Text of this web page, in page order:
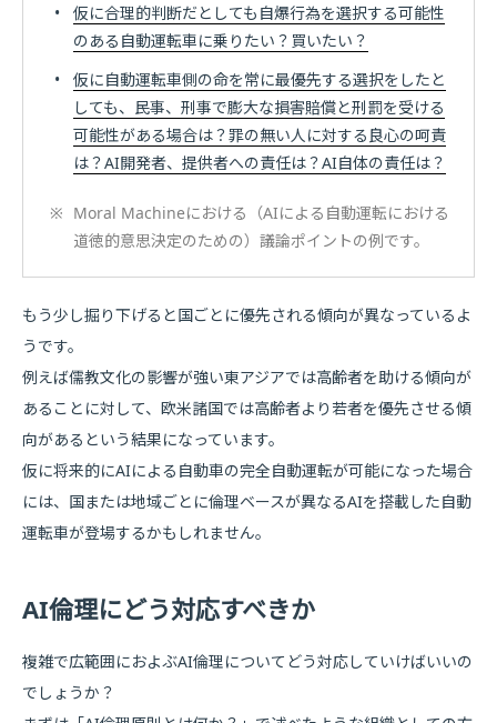
•
仮に合理的判断だとしても自爆行為を選択する可能性
のある自動運転車に乗りたい？買いたい？
•
仮に自動運転車側の命を常に最優先する選択をしたと
しても、民事、刑事で膨大な損害賠償と刑罰を受ける
可能性がある場合は？罪の無い人に対する良心の呵責
は？AI開発者、提供者への責任は？AI自体の責任は？
※ Moral Machineにおける（AIによる自動運転における
道徳的意思決定のための）議論ポイントの例です。
もう少し掘り下げると国ごとに優先される傾向が異なっているよ
うです。
例えば儒教文化の影響が強い東アジアでは高齢者を助ける傾向が
あることに対して、欧米諸国では高齢者より若者を優先させる傾
向があるという結果になっています。
仮に将来的にAIによる自動車の完全自動運転が可能になった場合
には、国または地域ごとに倫理ベースが異なるAIを搭載した自動
運転車が登場するかもしれません。
AI倫理にどう対応すべきか
複雑で広範囲におよぶAI倫理についてどう対応していけばいいの
でしょうか？